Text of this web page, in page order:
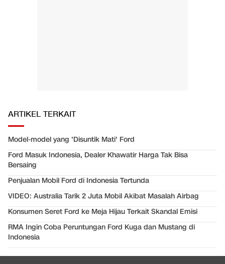
ARTIKEL TERKAIT
Model-model yang 'Disuntik Mati' Ford
Ford Masuk Indonesia, Dealer Khawatir Harga Tak Bisa
Bersaing
Penjualan Mobil Ford di Indonesia Tertunda
VIDEO: Australia Tarik 2 Juta Mobil Akibat Masalah Airbag
Konsumen Seret Ford ke Meja Hijau Terkait Skandal Emisi
RMA Ingin Coba Peruntungan Ford Kuga dan Mustang di
Indonesia